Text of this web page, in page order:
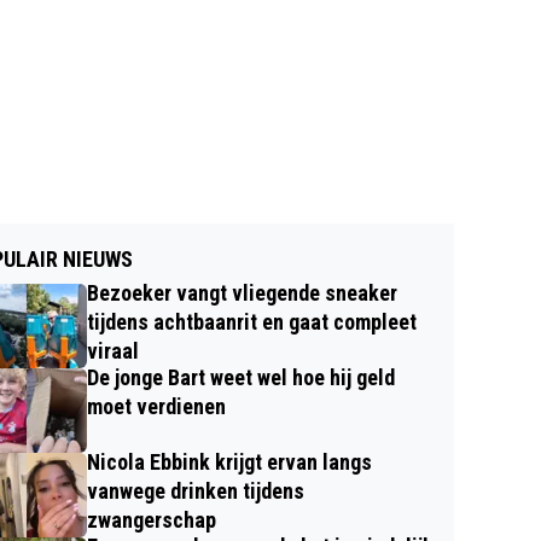
NIEUWS
Bezoeker vangt vliegende sneaker
tijdens achtbaanrit en gaat compleet
viraal
De jonge Bart weet wel hoe hij geld
moet verdienen
Nicola Ebbink krijgt ervan langs
vanwege drinken tijdens
zwangerschap